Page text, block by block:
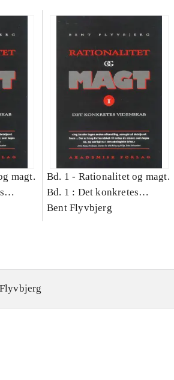
magt.
Bd. 1 - Rationalitet og magt.
Bd. 1 : Det konkretes
videnskab
Bent Flyvbjerg